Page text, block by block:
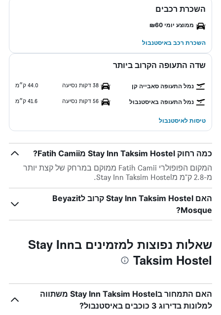
השכרת רכבים
ממוצע יומי ₪60
השכרת רכב באיסטנבול
שדה התעופה הקרוב ביותר
נמל התעופה סאבייה קן 38 דקות נסיעה 44.0 ק״מ
נמל התעופה באיסטנבול 56 דקות נסיעה 41.6 ק״מ
טיסות לאיסטנבול
כמה רחוק Stay Inn Taksim Hostel מFatih Camii?
המקום הפופולרי Fatih Camii ממוקם במרחק של קצת יותר
מ-2.8 ק"מ מStay Inn Taksim Hostel.
האם Stay Inn Taksim Hostel קרוב לBeyazit
Mosque?
שאלות נפוצות למזמינים בStay Inn
Taksim Hostel
האם התמחור בStay Inn Taksim Hostel משתווה
למלונות בדירוג 3 כוכבים באיסטנבול?